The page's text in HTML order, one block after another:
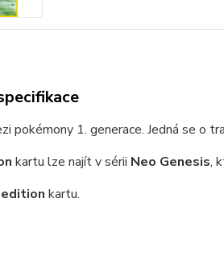
pokémony 1. generace. Jedná se o
kartu lze najít v sérii Neo Genesis,
kartu.